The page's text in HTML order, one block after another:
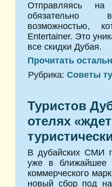
Отправляясь
обязательно
возможностью,
Entertainer. Это
все скидки Дубая.
Прочитать
Рубрика: Советы
Туристов
отелях
В дубайских СМИ
уже в ближайшее
коммерческого
новый сбор под